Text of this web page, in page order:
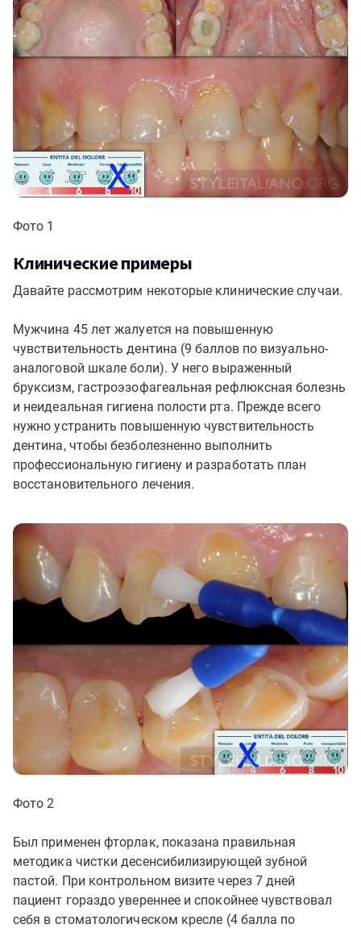
Фото 1
Клинические примеры
Давайте рассмотрим некоторые клинические случаи.
Мужчина 45 лет жалуется на повышенную
чувствительность дентина (9 баллов по визуально-
аналоговой шкале боли). У него выраженный
бруксизм, гастроэзофагеальная рефлюксная болезнь
и неидеальная гигиена полости рта. Прежде всего
нужно устранить повышенную чувствительность
дентина, чтобы безболезненно выполнить
профессиональную гигиену и разработать план
восстановительного лечения.
Фото 2
Был применен фторлак, показана правильная
методика чистки десенсибилизирующей зубной
пастой. При контрольном визите через 7 дней
пациент гораздо увереннее и спокойнее чувствовал
себя в стоматологическом кресле (4 балла по